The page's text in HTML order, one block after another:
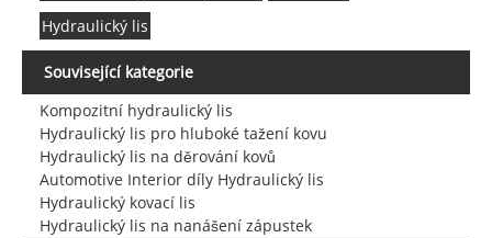
Hydraulický lis
Související kategorie
Kompozitní hydraulický lis
Hydraulický lis pro hluboké tažení kovu
Hydraulický lis na děrování kovů
Automotive Interior díly Hydraulický lis
Hydraulický kovací lis
Hydraulický lis na nanášení zápustek